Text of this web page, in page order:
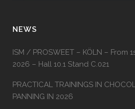
NEWS
ISM / PROSWEET – KÖLN – From
2026 – Hall 10.1 Stand C.021
PRACTICAL TRAININGS IN
PANNING IN 2026